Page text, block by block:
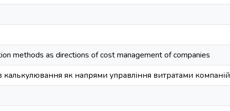
methods as directions of cost management of companies
калькулювання як напрями управління витратами компаній